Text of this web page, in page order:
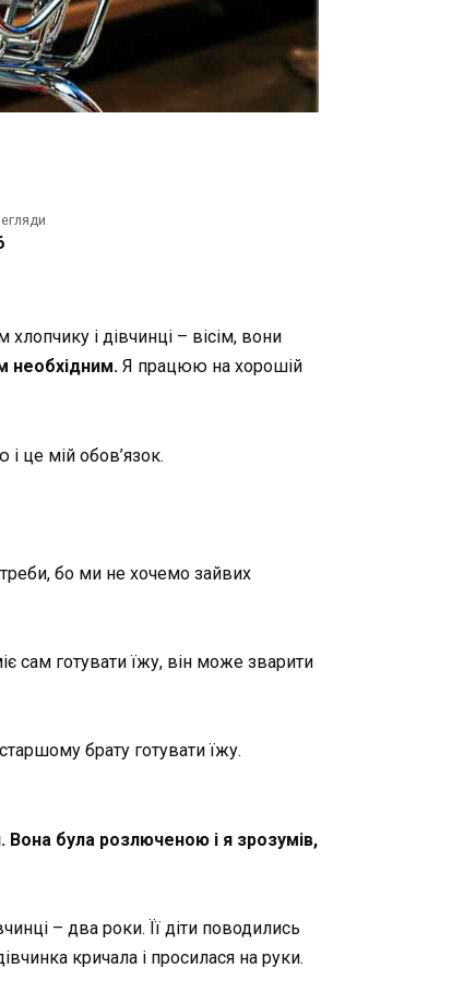
і дівчинці – вісім, вони
необхідним. Я працюю на хорошій
це мій обов’язок.
бо ми не хочемо зайвих
сам готувати їжу, він може зварити
брату готувати їжу.
Вона була розлюченою і я зрозумів,
– два роки. Її діти поводились
кричала і просилася на руки.